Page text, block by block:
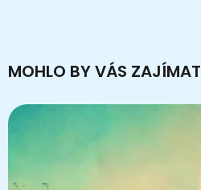
MOHLO BY VÁS ZAJÍMAT